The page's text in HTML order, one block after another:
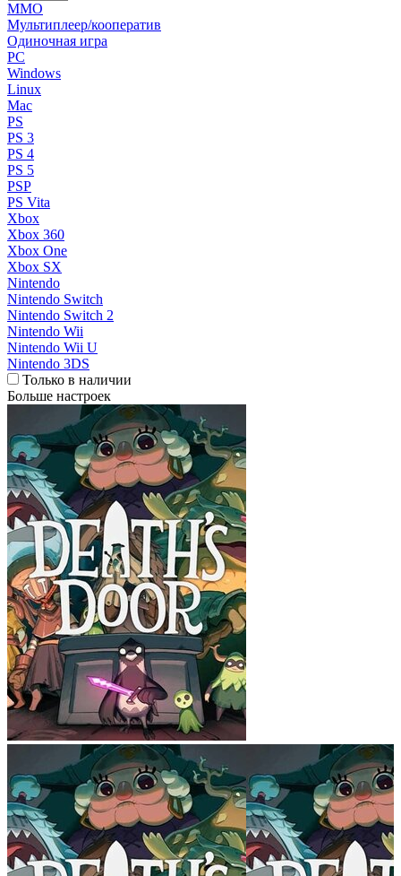
MMO
Мультиплеер/кооператив
Одиночная игра
PC
Windows
Linux
Mac
PS
PS 3
PS 4
PS 5
PSP
PS Vita
Xbox
Xbox 360
Xbox One
Xbox SX
Nintendo
Nintendo Switch
Nintendo Switch 2
Nintendo Wii
Nintendo Wii U
Nintendo 3DS
Только в наличии
Больше настроек